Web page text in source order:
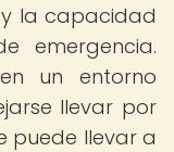
la capacidad
emergencia.
un entorno
llevar por
puede llevar a